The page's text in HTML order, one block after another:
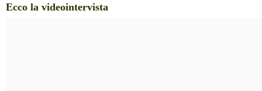
Ecco la videointervista